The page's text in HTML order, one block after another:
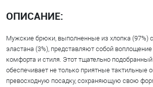
ОПИСАНИЕ:
Мужские брюки, выполненные из хлопка (97%)
эластана (3%), представляют собой
комфорта и стиля. Этот тщательно
обеспечивает не только приятные тактильные
превосходную посадку, сохраняющую свою